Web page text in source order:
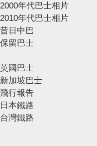
2000年代巴士相片
2010年代巴士相片
昔日中巴
保留巴士
英國巴士
新加坡巴士
飛行報告
日本鐵路
台灣鐵路